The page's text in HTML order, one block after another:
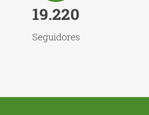
19.220
Seguidores